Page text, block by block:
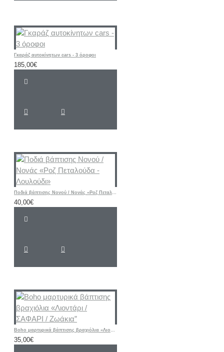
Γκαράζ αυτοκίνητων cars - 3 όροφοι
185,00€
Ποδιά βάπτισης Νονού / Νονάς «Ροζ Πεταλούδα - Λουλούδι»
40,00€
Boho μαρτυρικά βάπτισης βραχιόλια «Λιοντάρι / ΣΑΦΑΡΙ / Ζωάκια”
35,00€